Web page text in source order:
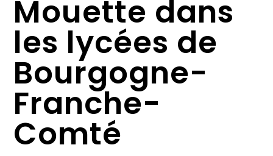
Mouette dans
les lycées de
Bourgogne-
Franche-
Comté